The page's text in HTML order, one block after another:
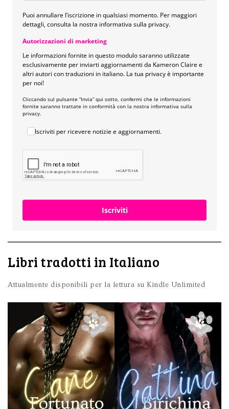
Puoi annullare l’iscrizione in qualsiasi momento. Per maggiori
dettagli, consulta la nostra informativa sulla privacy.
Autorizzazioni di marketing
Le informazioni fornite in questo modulo saranno utilizzate
esclusivamente per inviarti aggiornamenti da Kameron Claire e
altri autori con traduzioni in italiano. La tua privacy è importante
per noi!
Cliccando sul pulsante “Invia” qui sotto, confermi che le informazioni
fornite saranno trattate in conformità con la nostra informativa sulla
privacy.
Iscriviti per ricevere notizie e aggiornamenti.
Iscriviti
Libri tradotti in Italiano
Attualmente disponibili per la lettura su Kindle Unlimited